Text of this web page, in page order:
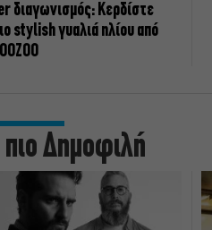
διαγωνισμός: Κερδίστε
stylish γυαλιά ηλίου από
Δημοφιλή